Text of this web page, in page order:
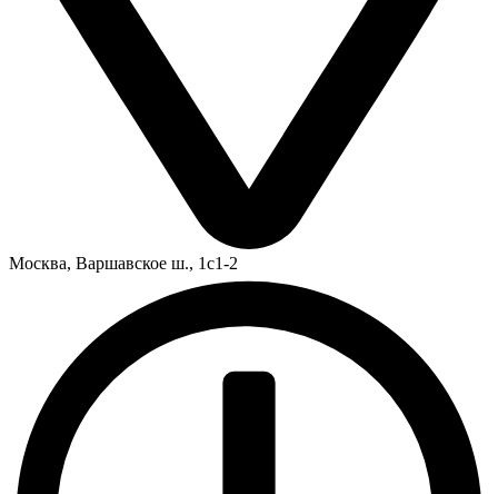
Москва, Варшавское ш., 1с1-2